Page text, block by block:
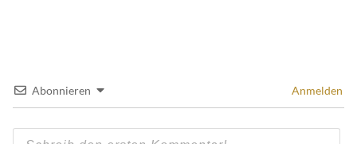
Abonnieren Anmelden